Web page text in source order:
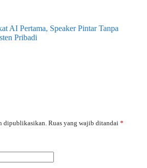
AI Pertama, Speaker Pintar Tanpa
Pribadi
dipublikasikan. Ruas yang wajib ditandai *